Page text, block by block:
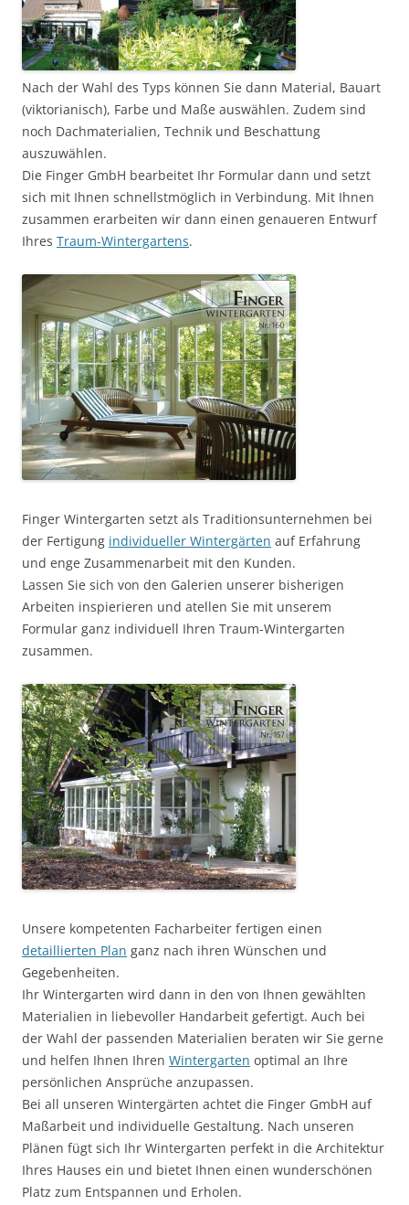
Nach der Wahl des Typs können Sie dann Material, Bauart
(viktorianisch), Farbe und Maße auswählen. Zudem sind
noch Dachmaterialien, Technik und Beschattung
auszuwählen.
Die Finger GmbH bearbeitet Ihr Formular dann und setzt
sich mit Ihnen schnellstmöglich in Verbindung. Mit Ihnen
zusammen erarbeiten wir dann einen genaueren Entwurf
Ihres Traum-Wintergartens.
Finger Wintergarten setzt als Traditionsunternehmen bei
der Fertigung individueller Wintergärten auf Erfahrung
und enge Zusammenarbeit mit den Kunden.
Lassen Sie sich von den Galerien unserer bisherigen
Arbeiten inspierieren und atellen Sie mit unserem
Formular ganz individuell Ihren Traum-Wintergarten
zusammen.
Unsere kompetenten Facharbeiter fertigen einen
detaillierten Plan ganz nach ihren Wünschen und
Gegebenheiten.
Ihr Wintergarten wird dann in den von Ihnen gewählten
Materialien in liebevoller Handarbeit gefertigt. Auch bei
der Wahl der passenden Materialien beraten wir Sie gerne
und helfen Ihnen Ihren Wintergarten optimal an Ihre
persönlichen Ansprüche anzupassen.
Bei all unseren Wintergärten achtet die Finger GmbH auf
Maßarbeit und individuelle Gestaltung. Nach unseren
Plänen fügt sich Ihr Wintergarten perfekt in die Architektur
Ihres Hauses ein und bietet Ihnen einen wunderschönen
Platz zum Entspannen und Erholen.